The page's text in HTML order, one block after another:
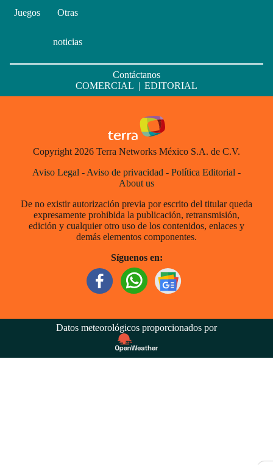
Juegos Otras
noticias
Contáctanos
COMERCIAL | EDITORIAL
Copyright 2026 Terra Networks México S.A. de C.V.
Aviso Legal - Aviso de privacidad - Política Editorial -
About us
De no existir autorización previa por escrito del titular queda
expresamente prohibida la publicación, retransmisión,
edición y cualquier otro uso de los contenidos, enlaces y
demás elementos componentes.
Síguenos en:
Datos meteorológicos proporcionados por